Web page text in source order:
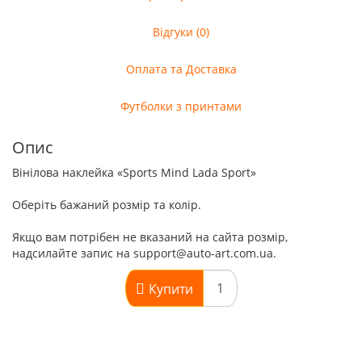
Відгуки (0)
Оплата та Доставка
Футболки з принтами
Опис
Вінілова наклейка «Sports Mind Lada Sport»
Оберіть бажаний розмір та колір.
Якщо вам потрібен не вказаний на сайта розмір,
надсилайте запис на support@auto-art.com.ua.
Купити